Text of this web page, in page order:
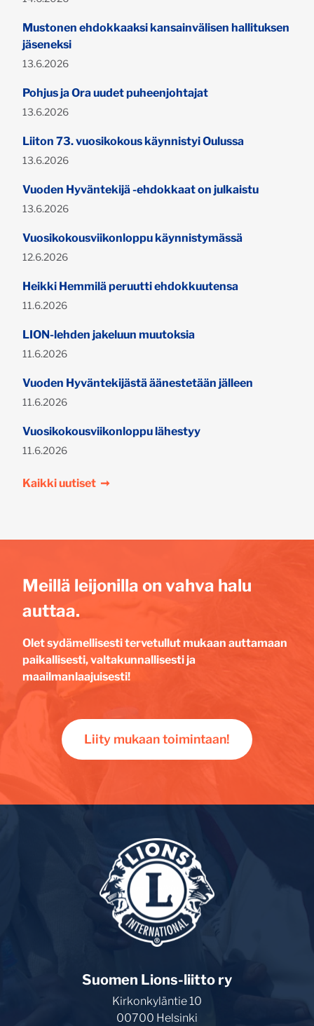
Mustonen ehdokkaaksi kansainvälisen hallituksen
jäseneksi
Julkaistu:
13.6.2026
Pohjus ja Ora uudet puheenjohtajat
Julkaistu:
13.6.2026
Liiton 73. vuosikokous käynnistyi Oulussa
Julkaistu:
13.6.2026
Vuoden Hyväntekijä -ehdokkaat on julkaistu
Julkaistu:
13.6.2026
Vuosikokousviikonloppu käynnistymässä
Julkaistu:
12.6.2026
Heikki Hemmilä peruutti ehdokkuutensa
Julkaistu:
11.6.2026
LION-lehden jakeluun muutoksia
Julkaistu:
11.6.2026
Vuoden Hyväntekijästä äänestetään jälleen
Julkaistu:
11.6.2026
Vuosikokousviikonloppu lähestyy
Julkaistu:
11.6.2026
Kaikki uutiset ➞
Meillä leijonilla on vahva halu
auttaa.
Olet sydämellisesti tervetullut mukaan auttamaan
paikallisesti, valtakunnallisesti ja
maailmanlaajuisesti!
Liity mukaan toimintaan!
Suomen Lions-liitto ry
Kirkonkyläntie 10
00700 Helsinki